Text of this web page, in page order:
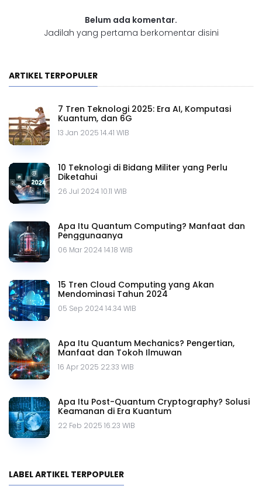
Belum ada komentar.
Jadilah yang pertama berkomentar disini
ARTIKEL TERPOPULER
7 Tren Teknologi 2025: Era AI, Komputasi
Kuantum, dan 6G
13 Jan 2025 14.41 WIB
10 Teknologi di Bidang Militer yang Perlu
Diketahui
26 Jul 2024 10.11 WIB
Apa Itu Quantum Computing? Manfaat dan
Penggunaanya
06 Mar 2024 14.18 WIB
15 Tren Cloud Computing yang Akan
Mendominasi Tahun 2024
05 Sep 2024 14.34 WIB
Apa Itu Quantum Mechanics? Pengertian,
Manfaat dan Tokoh Ilmuwan
16 Apr 2025 22.33 WIB
Apa Itu Post-Quantum Cryptography? Solusi
Keamanan di Era Kuantum
22 Feb 2025 16.23 WIB
LABEL ARTIKEL TERPOPULER